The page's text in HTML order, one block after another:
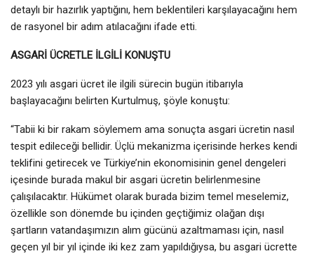
detaylı bir hazırlık yaptığını, hem beklentileri karşılayacağını hem
de rasyonel bir adım atılacağını ifade etti.
ASGARİ ÜCRETLE İLGİLİ KONUŞTU
2023 yılı asgari ücret ile ilgili sürecin bugün itibarıyla
başlayacağını belirten Kurtulmuş, şöyle konuştu:
“Tabii ki bir rakam söylemem ama sonuçta asgari ücretin nasıl
tespit edileceği bellidir. Üçlü mekanizma içerisinde herkes kendi
teklifini getirecek ve Türkiye’nin ekonomisinin genel dengeleri
içesinde burada makul bir asgari ücretin belirlenmesine
çalışılacaktır. Hükümet olarak burada bizim temel meselemiz,
özellikle son dönemde bu içinden geçtiğimiz olağan dışı
şartların vatandaşımızın alım gücünü azaltmaması için, nasıl
geçen yıl bir yıl içinde iki kez zam yapıldığıysa, bu asgari ücrette